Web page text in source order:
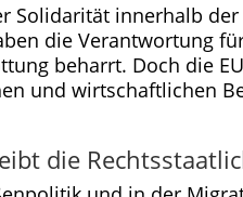
Solidarität innerhalb
die Verantwortung
beharrt. Doch die
und wirtschaftlichen
die